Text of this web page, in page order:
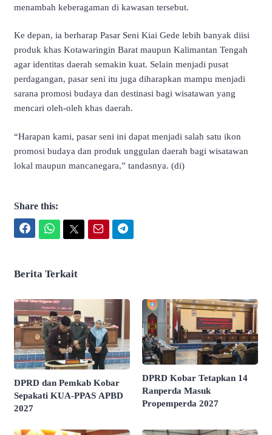
menambah keberagaman di kawasan tersebut.
Ke depan, ia berharap Pasar Seni Kiai Gede lebih banyak diisi
produk khas Kotawaringin Barat maupun Kalimantan Tengah
agar identitas daerah semakin kuat. Selain menjadi pusat
perdagangan, pasar seni itu juga diharapkan mampu menjadi
sarana promosi budaya dan destinasi bagi wisatawan yang
mencari oleh-oleh khas daerah.
“Harapan kami, pasar seni ini dapat menjadi salah satu ikon
promosi budaya dan produk unggulan daerah bagi wisatawan
lokal maupun mancanegara,” tandasnya. (di)
Share this:
Berita Terkait
DPRD dan Pemkab Kobar
Sepakati KUA-PPAS APBD
2027
DPRD Kobar Tetapkan 14
Ranperda Masuk
Propemperda 2027